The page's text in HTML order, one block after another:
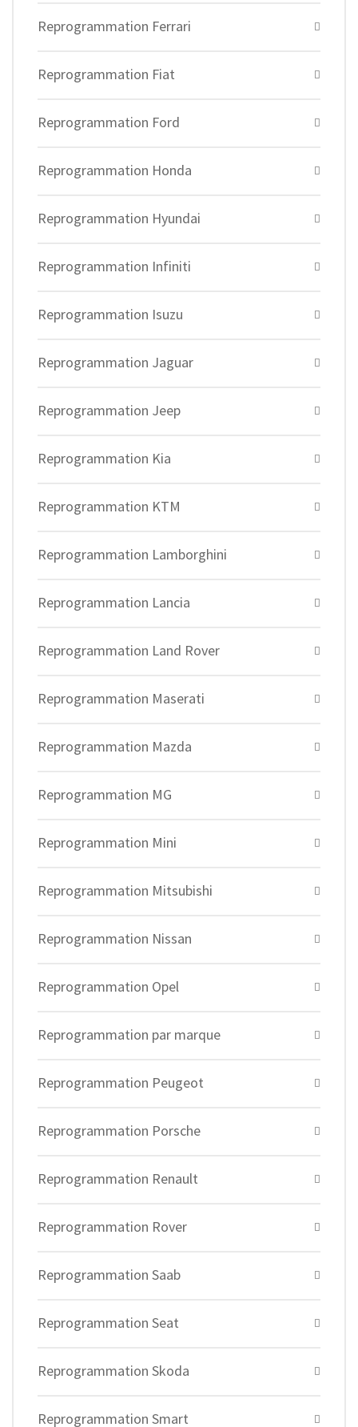
Reprogrammation Ferrari
Reprogrammation Fiat
Reprogrammation Ford
Reprogrammation Honda
Reprogrammation Hyundai
Reprogrammation Infiniti
Reprogrammation Isuzu
Reprogrammation Jaguar
Reprogrammation Jeep
Reprogrammation Kia
Reprogrammation KTM
Reprogrammation Lamborghini
Reprogrammation Lancia
Reprogrammation Land Rover
Reprogrammation Maserati
Reprogrammation Mazda
Reprogrammation MG
Reprogrammation Mini
Reprogrammation Mitsubishi
Reprogrammation Nissan
Reprogrammation Opel
Reprogrammation par marque
Reprogrammation Peugeot
Reprogrammation Porsche
Reprogrammation Renault
Reprogrammation Rover
Reprogrammation Saab
Reprogrammation Seat
Reprogrammation Skoda
Reprogrammation Smart